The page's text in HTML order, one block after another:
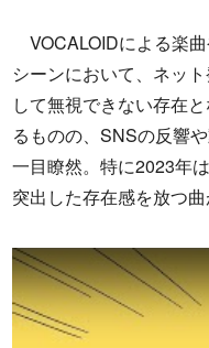
シェア
マーク
VOCALOIDによる楽
シーンにおいて、ネッ
して無視できない存在
るものの、SNSの反響
一目瞭然。特に2023年
突出した存在感を放つ